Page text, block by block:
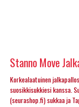
Stanno Move
Korkealaatuinen
suosikkisukkiesi kanssa.
(seurashop.fi) sukkaa ja